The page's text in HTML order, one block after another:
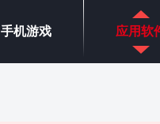
手机游戏 应用软